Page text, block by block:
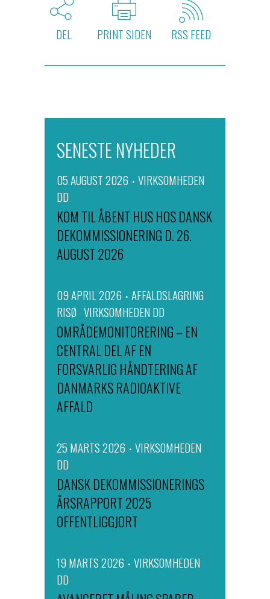
DEL PRINT SIDEN RSS FEED
SENESTE NYHEDER
05 AUGUST 2026
VIRKSOMHEDEN
DD
KOM TIL ÅBENT HUS HOS DANSK
DEKOMMISSIONERING D. 26.
AUGUST 2026
09 APRIL 2026
AFFALDSLAGRING
RISØ VIRKSOMHEDEN DD
OMRÅDEMONITORERING – EN
CENTRAL DEL AF EN
FORSVARLIG HÅNDTERING AF
DANMARKS RADIOAKTIVE
AFFALD
25 MARTS 2026
VIRKSOMHEDEN
DD
DANSK DEKOMMISSIONERINGS
ÅRSRAPPORT 2025
OFFENTLIGGJORT
19 MARTS 2026
VIRKSOMHEDEN
DD